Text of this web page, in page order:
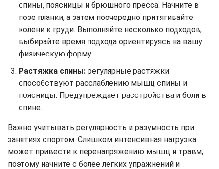
спины, поясницы и брюшного пресса. Начните в
позе планки, а затем поочередно притягивайте
колени к груди. Выполняйте несколько подходов,
выбирайте время подхода ориентируясь на вашу
физическую форму.
Растяжка спины: регулярные растяжки
способствуют расслаблению мышц спины и
поясницы. Предупреждает расстройства и боли в
спине.
Важно учитывать регулярность и разумность при
занятиях спортом. Слишком интенсивная нагрузка
может привести к перенапряжению мышц и травм,
поэтому начните с более легких упражнений и